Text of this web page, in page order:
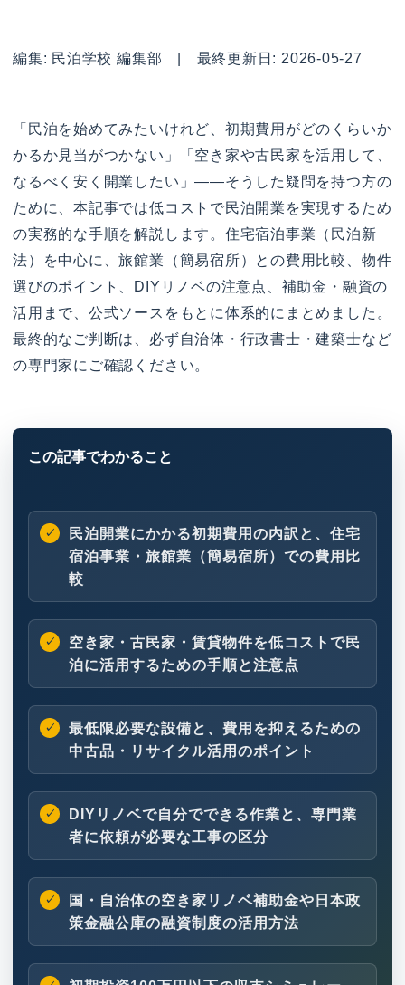
編集: 民泊学校 編集部 | 最終更新日: 2026-05-27
「民泊を始めてみたいけれど、初期費用がどのくらいか
かるか見当がつかない」「空き家や古民家を活用して、
なるべく安く開業したい」——そうした疑問を持つ方の
ために、本記事では低コストで民泊開業を実現するため
の実務的な手順を解説します。住宅宿泊事業（民泊新
法）を中心に、旅館業（簡易宿所）との費用比較、物件
選びのポイント、DIYリノベの注意点、補助金・融資の
活用まで、公式ソースをもとに体系的にまとめました。
最終的なご判断は、必ず自治体・行政書士・建築士など
の専門家にご確認ください。
民泊開業にかかる初期費用の内訳と、住宅
宿泊事業・旅館業（簡易宿所）での費用比
較
空き家・古民家・賃貸物件を低コストで民
泊に活用するための手順と注意点
最低限必要な設備と、費用を抑えるための
中古品・リサイクル活用のポイント
DIYリノベで自分でできる作業と、専門業
者に依頼が必要な工事の区分
国・自治体の空き家リノベ補助金や日本政
策金融公庫の融資制度の活用方法